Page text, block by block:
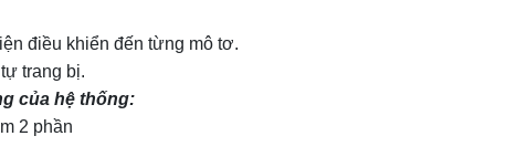
điều khiển đến từng mô tơ.
trang bị.
của hệ thống:
2 phần